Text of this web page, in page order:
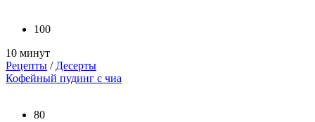
100
10 минут
Рецепты / Десерты
Кофейный пудинг с чиа
80